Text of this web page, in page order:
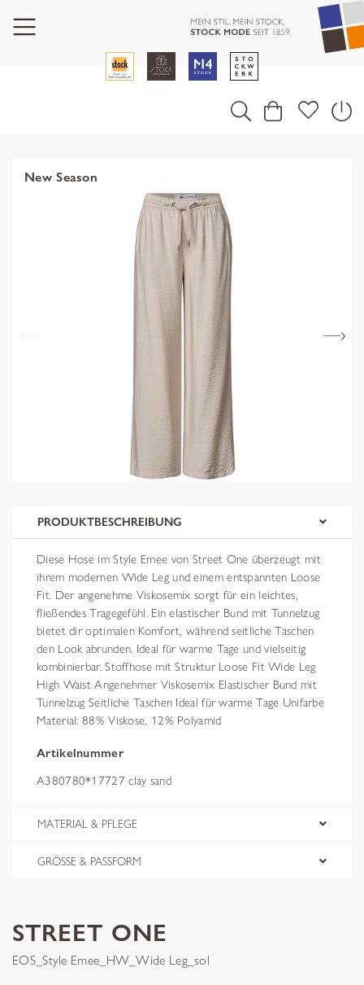
New Season
PRODUKTBESCHREIBUNG
Diese Hose im Style Emee von Street One überzeugt mit
ihrem modernen Wide Leg und einem entspannten Loose
Fit. Der angenehme Viskosemix sorgt für ein leichtes,
fließendes Tragegefühl. Ein elastischer Bund mit Tunnelzug
bietet dir optimalen Komfort, während seitliche Taschen
den Look abrunden. Ideal für warme Tage und vielseitig
kombinierbar. Stoffhose mit Struktur Loose Fit Wide Leg
High Waist Angenehmer Viskosemix Elastischer Bund mit
Tunnelzug Seitliche Taschen Ideal für warme Tage Unifarbe
Material: 88% Viskose, 12% Polyamid
Artikelnummer
A380780*17727 clay sand
MATERIAL & PFLEGE
GRÖSSE & PASSFORM
STREET ONE
EOS_Style Emee_HW_Wide Leg_sol